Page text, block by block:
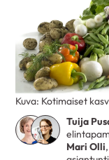
Tuija
Mari Olli
Kuva: Kotimaiset